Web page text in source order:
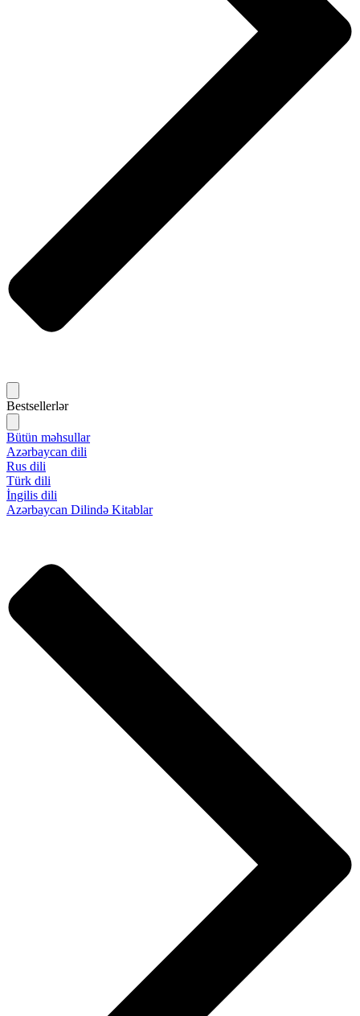
Bestsellerlər
Bütün məhsullar
Azərbaycan dili
Rus dili
Türk dili
İngilis dili
Azərbaycan Dilində Kitablar